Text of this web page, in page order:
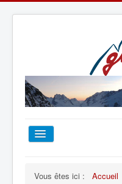
Vous êtes ici : Accueil